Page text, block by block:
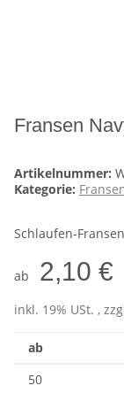
Fransen
Artikelnummer:
Kategorie:
Schlaufen-
ab 2,10 €
inkl. 19% USt. ,
ab
50